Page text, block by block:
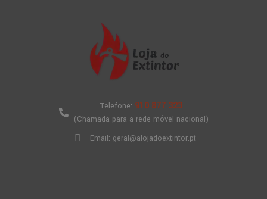
Telefone: 910 877 323
(Chamada para a rede móvel nacional)
Email: geral@alojadoextintor.pt